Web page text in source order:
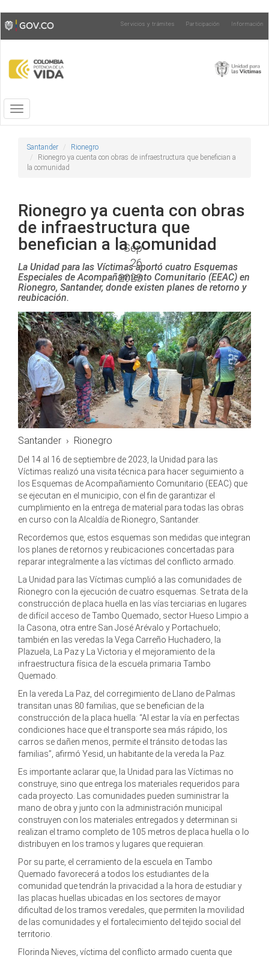
Pasar
al
contenido
Toggle
high
contrast
Servicios y trámites Participación Información
Toggle
navigation
Santander
Rionegro
Rionegro ya cuenta con obras de infraestructura que benefician a
la comunidad
Sep
26
2023
Rionegro ya cuenta con obras
de infraestructura que
benefician a la comunidad
La Unidad para las Víctimas aportó cuatro Esquemas
Especiales de Acompañamiento Comunitario (EEAC) en
Rionegro, Santander, donde existen planes de retorno y
reubicación.
Santander › Rionegro
Del 14 al 16 de septiembre de 2023, la Unidad para las
Víctimas realizó una visita técnica para hacer seguimiento a
los Esquemas de Acompañamiento Comunitario (EEAC) que
se ejecutan en el municipio, con el fin de garantizar el
cumplimiento en la entrega de material para todas las obras
en curso con la Alcaldía de Rionegro, Santander.
Recordemos que, estos esquemas son medidas que integran
los planes de retornos y reubicaciones concertadas para
reparar integralmente a las víctimas del conflicto armado.
La Unidad para las Víctimas cumplió a las comunidades de
Rionegro con la ejecución de cuatro esquemas. Se trata de la
construcción de placa huella en las vías terciarias en lugares
de difícil acceso de Tambo Quemado, sector Hueso Limpio a
la Casona, otra entre San José Arévalo y Portachuelo;
también en las veredas la Vega Carreño Huchadero, la
Plazuela, La Paz y La Victoria y el mejoramiento de la
infraestructura física de la escuela primaria Tambo
Quemado.
En la vereda La Paz, del corregimiento de Llano de Palmas
transitan unas 80 familias, que se benefician de la
construcción de la placa huella: “Al estar la vía en perfectas
condiciones hace que el transporte sea más rápido, los
carros se dañen menos, permite el tránsito de todas las
familias”, afirmó Yesid, un habitante de la vereda la Paz.
Es importante aclarar que, la Unidad para las Víctimas no
construye, sino que entrega los materiales requeridos para
cada proyecto. Las comunidades pueden suministrar la
mano de obra y junto con la administración municipal
construyen con los materiales entregados y determinan si
realizan el tramo completo de 105 metros de placa huella o lo
distribuyen en los tramos y lugares que requieran.
Por su parte, el cerramiento de la escuela en Tambo
Quemado favorecerá a todos los estudiantes de la
comunidad que tendrán la privacidad a la hora de estudiar y
las placas huellas ubicadas en los sectores de mayor
dificultad de los tramos veredales, que permiten la movilidad
de las comunidades y el fortalecimiento del tejido social del
territorio.
Florinda Nieves, víctima del conflicto armado cuenta que